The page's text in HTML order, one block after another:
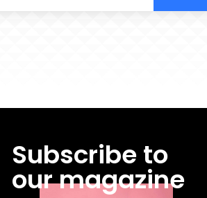
Subscribe to
our magazine